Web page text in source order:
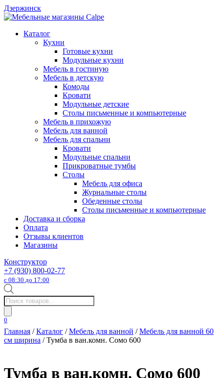
Дзержинск
Каталог
Кухни
Готовые кухни
Модульные кухни
Мебель в гостиную
Мебель в детскую
Комоды
Кровати
Модульные детские
Столы письменные и компьютерные
Мебель в прихожую
Мебель для ванной
Мебель для спальни
Кровати
Модульные спальни
Прикроватные тумбы
Столы
Мебель для офиса
Журнальные столы
Обеденные столы
Столы письменные и компьютерные
Доставка и сборка
Оплата
Отзывы клиентов
Магазины
Конструктор
+7 (930) 800-02-77
с 08:30 до 17:00
Поиск
товаров
0
Главная /Каталог /Мебель для ванной /Мебель для ванной 60
см ширина / Тумба в ван.комн. Сомо 600
Тумба в ван.комн. Сомо 600